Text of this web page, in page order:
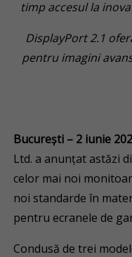
timp accesul la
DisplayPort 2.1
pentru imagini
București – 2 iunie
Ltd. a anunțat astăzi
celor mai noi
noi standarde în
pentru ecranele de
Condusă de trei